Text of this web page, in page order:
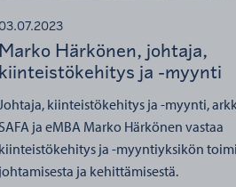
03.07.2023
Marko Härkönen, johtaja,
kiinteistökehitys ja -myynti
kiinteistökehitys ja -myynti,
SAFA ja eMBA Marko Härkönen vastaa
kiinteistökehitys ja -myyntiyksikön
johtamisesta ja kehittämisestä.